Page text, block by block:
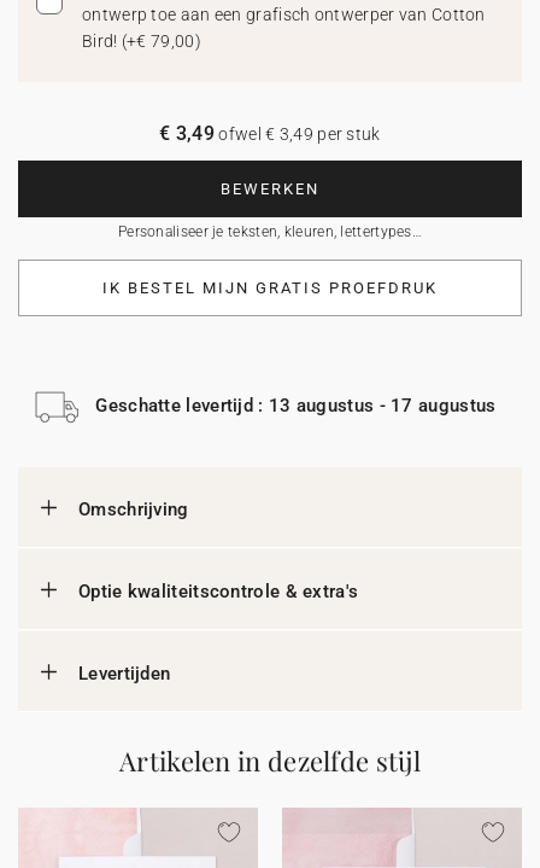
ontwerp toe aan een grafisch ontwerper van Cotton
Bird! (+€ 79,00)
BEWERKEN
Personaliseer je teksten, kleuren, lettertypes…
€ 3,49ofwel € 3,49 per stuk
IK BESTEL MIJN GRATIS PROEFDRUK
Geschatte levertijd : 13 augustus - 17 augustus
Omschrijving
Optie kwaliteitscontrole & extra's
Levertijden
Artikelen in dezelfde stijl